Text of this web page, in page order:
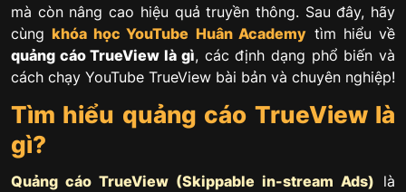
mà còn nâng cao hiệu quả truyền thông. Sau đây, hãy
cùngkhóa học YouTube Huân Academy tìm hiểu về
quảng cáo TrueView là gì, các định dạng phổ biến và
cách chạy YouTube TrueView bài bản và chuyên nghiệp!
Tìm hiểu quảng cáo TrueView là
gì?
Quảng cáo TrueView (Skippable in-stream Ads) là